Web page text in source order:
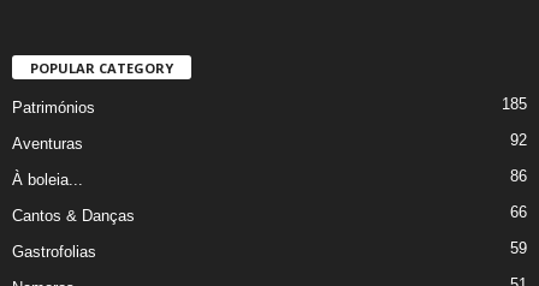
POPULAR CATEGORY
Patrimónios 185
Aventuras 92
À boleia... 86
Cantos & Danças 66
Gastrofolias 59